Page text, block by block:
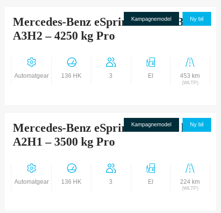
Kampagnemodel Ny bil
Mercedes-Benz eSprinter 414 113 Kw
A3H2 – 4250 kg Pro
Automatgear 136 HK 3 El 453 km
(WLTP)
Kampagnemodel Ny bil
Mercedes-Benz eSprinter 314 56 kWh
A2H1 – 3500 kg Pro
Automatgear 136 HK 3 El 224 km
(WLTP)